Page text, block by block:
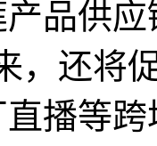
品供
，还将
播等